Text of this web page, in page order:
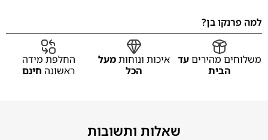
למה פרנקו בן?
משלוחים מהיריםעד
הבית
איכות ונוחותמעל
הכל
החלפת מידה
ראשונה חינם
שאלות ותשובות